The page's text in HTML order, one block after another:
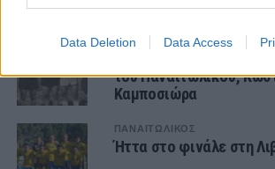
Data Deletion Data Access
ΤΕΛΕΥΤΑΙΑ ΝΕΑ
ΠΑΝΑΙΤΩΛΙΚΟΣ
του Παναιτωλικού,
Καμποσιώρα
ΠΑΝΑΙΤΩΛΙΚΟΣ
Ήττα στο φινάλε στη